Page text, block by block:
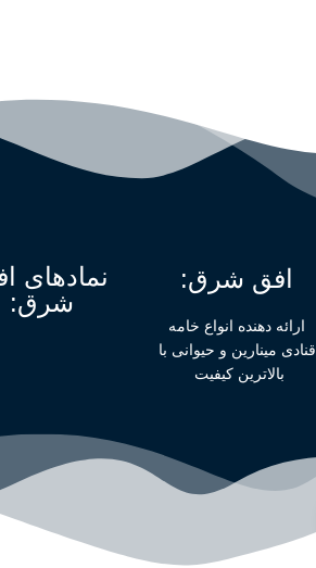
افق شرق:
ارائه دهنده انواع خامه
قنادی مینارین و حیوانی با
بالاترین کیفیت
نمادهای
شرق: